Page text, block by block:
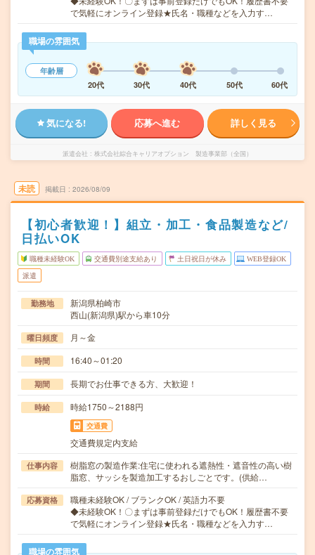
で気軽にオンライン登録★氏名・職種などを入力す…
職場の雰囲気
年齢層
20代
30代 40代 50代 60代
気になる! 応募へ進む 詳しく見る
派遣会社 株式会社綜合キャリアオプション 製造事業部（全国）
未読 掲載日 2026/08/09
【初心者歓迎！】組立・加工・食品製造など/
日払いOK
職種未経験OK 交通費別途支給あり 土日祝日が休み WEB登録OK
派遣
勤務地
新潟県柏崎市
西山(新潟県)駅から車10分
曜日頻度 月～金
時間 16:40～01:20
期間 長期でお仕事できる方、大歓迎！
時給 時給1750～2188円
交通費
交通費規定内支給
仕事内容
樹脂窓の製造作業:住宅に使われる遮熱性・遮音性の高い樹
脂窓、サッシを製造加工するおしごとです。(供給…
応募資格
職種未経験OK / ブランクOK / 英語力不要
◆未経験OK！〇まずは事前登録だけでもOK！履歴書不要
で気軽にオンライン登録★氏名・職種などを入力す…
職場の雰囲気